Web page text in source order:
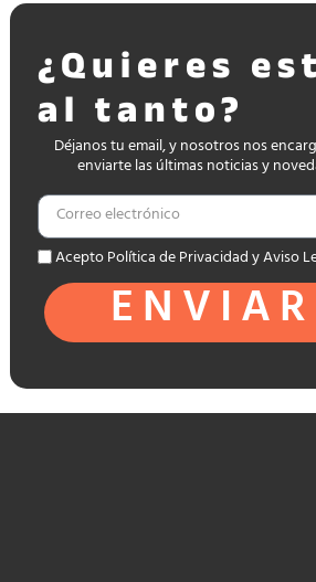
¿Quieres
al tanto?
Déjanos tu email, y nosotros nos
enviarte las últimas noticias y
Acepto Política de Privacidad y Aviso
ENVIAR